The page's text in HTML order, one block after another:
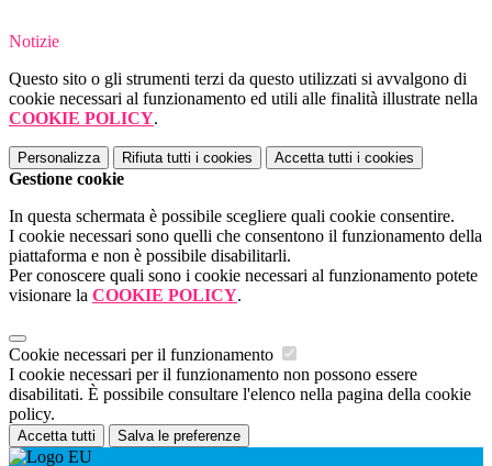
Notizie
Questo sito o gli strumenti terzi da questo utilizzati si avvalgono di
cookie necessari al funzionamento ed utili alle finalità illustrate nella
COOKIE POLICY.
Personalizza Rifiuta tutti i cookies Accetta tutti i cookies
Gestione cookie
In questa schermata è possibile scegliere quali cookie consentire.
I cookie necessari sono quelli che consentono il funzionamento della
piattaforma e non è possibile disabilitarli.
Per conoscere quali sono i cookie necessari al funzionamento potete
visionare la COOKIE POLICY.
Cookie necessari per il funzionamento
I cookie necessari per il funzionamento non possono essere
disabilitati. È possibile consultare l'elenco nella pagina della cookie
policy.
Accetta tutti Salva le preferenze